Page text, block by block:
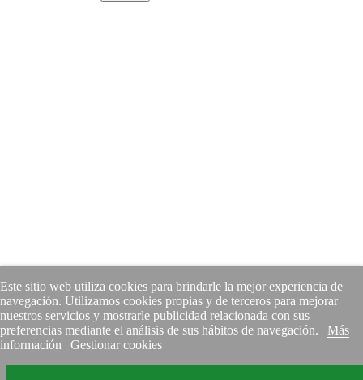
Este sitio web utiliza cookies para brindarle la mejor experiencia de
navegación. Utilizamos cookies propias y de terceros para mejorar
nuestros servicios y mostrarle publicidad relacionada con sus
preferencias mediante el análisis de sus hábitos de navegación.
Más
información
Gestionar cookies